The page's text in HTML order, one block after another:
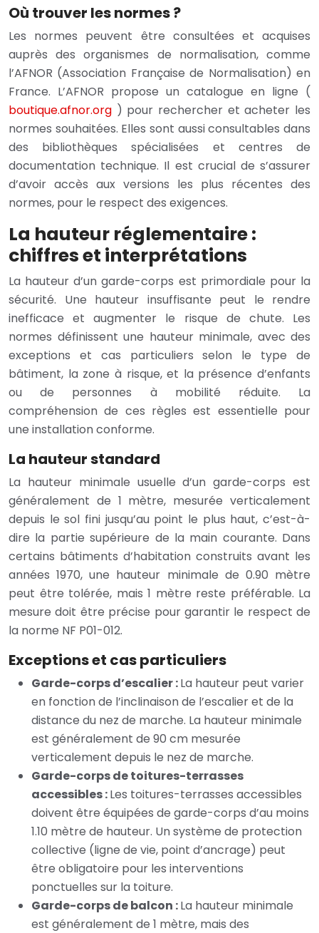
Où trouver les normes ?
Les normes peuvent être consultées et acquises
auprès des organismes de normalisation, comme
l’AFNOR (Association Française de Normalisation) en
France. L’AFNOR propose un catalogue en ligne (
boutique.afnor.org ) pour rechercher et acheter les
normes souhaitées. Elles sont aussi consultables dans
des bibliothèques spécialisées et centres de
documentation technique. Il est crucial de s’assurer
d’avoir accès aux versions les plus récentes des
normes, pour le respect des exigences.
La hauteur réglementaire :
chiffres et interprétations
La hauteur d’un garde-corps est primordiale pour la
sécurité. Une hauteur insuffisante peut le rendre
inefficace et augmenter le risque de chute. Les
normes définissent une hauteur minimale, avec des
exceptions et cas particuliers selon le type de
bâtiment, la zone à risque, et la présence d’enfants
ou de personnes à mobilité réduite. La
compréhension de ces règles est essentielle pour
une installation conforme.
La hauteur standard
La hauteur minimale usuelle d’un garde-corps est
généralement de 1 mètre, mesurée verticalement
depuis le sol fini jusqu’au point le plus haut, c’est-à-
dire la partie supérieure de la main courante. Dans
certains bâtiments d’habitation construits avant les
années 1970, une hauteur minimale de 0.90 mètre
peut être tolérée, mais 1 mètre reste préférable. La
mesure doit être précise pour garantir le respect de
la norme NF P01-012.
Exceptions et cas particuliers
Garde-corps d’escalier :La hauteur peut varier
en fonction de l’inclinaison de l’escalier et de la
distance du nez de marche. La hauteur minimale
est généralement de 90 cm mesurée
verticalement depuis le nez de marche.
Garde-corps de toitures-terrasses
accessibles :Les toitures-terrasses accessibles
doivent être équipées de garde-corps d’au moins
1.10 mètre de hauteur. Un système de protection
collective (ligne de vie, point d’ancrage) peut
être obligatoire pour les interventions
ponctuelles sur la toiture.
Garde-corps de balcon :La hauteur minimale
est généralement de 1 mètre, mais des